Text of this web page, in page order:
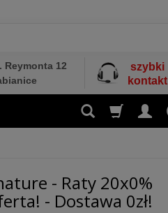
Reymonta 12
szybki
kontakt
- Raty 20x0%
- Dostawa 0zł!